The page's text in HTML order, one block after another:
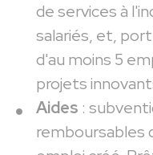
de services à
salariés, et,
d'au moins 5
projets
Aides :
remboursables